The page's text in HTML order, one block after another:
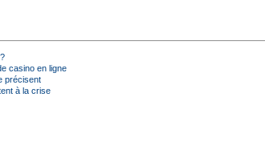
casino en ligne
précisent
à la crise